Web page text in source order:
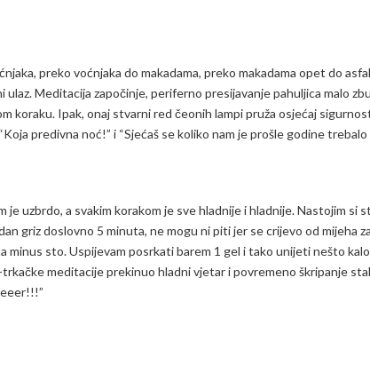
preko voćnjaka do makadama, preko makadama opet do
Meditacija započinje, periferno presijavanje pahuljica malo
koraku. Ipak, onaj stvarni red čeonih lampi pruža osjećaj
predivna noć!” i “Sjećaš se koliko nam je prošle godine
je uzbrdo, a svakim korakom je sve hladnije i hladnije. Nastojim si
griz doslovno 5 minuta, ne mogu ni piti jer se crijevo od mijeha
minus sto. Uspijevam posrkati barem 1 gel i tako unijeti nešto
meditacije prekinuo hladni vjetar i povremeno škripanje